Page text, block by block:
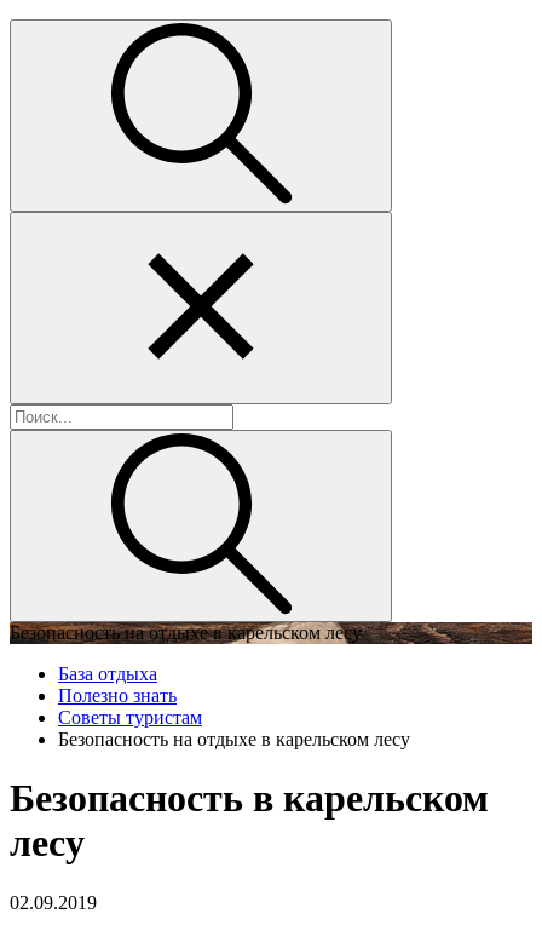
Безопасность на отдыхе в карельском лесу
База отдыха
Полезно знать
Советы туристам
Безопасность на отдыхе в карельском лесу
Безопасность в карельском
лесу
02.09.2019